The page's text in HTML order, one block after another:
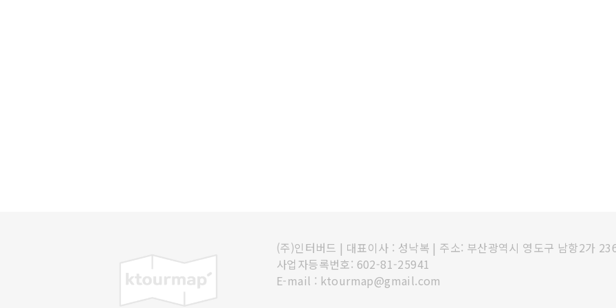
(주)인터버드 | 대표이사 : 성낙복 | 주소: 부산광역시 영도구 남항2가
사업자등록번호: 602-81-25941
E-mail : ktourmap@gmail.com